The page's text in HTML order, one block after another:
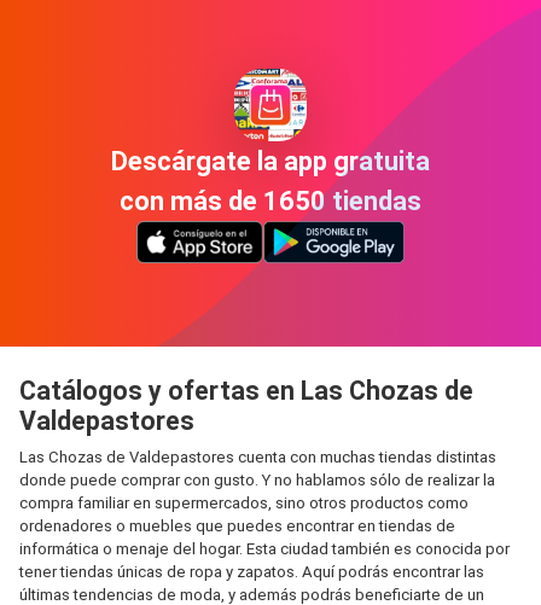
Descárgate la app gratuita
con más de 1650 tiendas
Catálogos y ofertas en Las Chozas de
Valdepastores
Las Chozas de Valdepastores cuenta con muchas tiendas distintas
donde puede comprar con gusto. Y no hablamos sólo de realizar la
compra familiar en supermercados, sino otros productos como
ordenadores o muebles que puedes encontrar en tiendas de
informática o menaje del hogar. Esta ciudad también es conocida por
tener tiendas únicas de ropa y zapatos. Aquí podrás encontrar las
últimas tendencias de moda, y además podrás beneficiarte de un